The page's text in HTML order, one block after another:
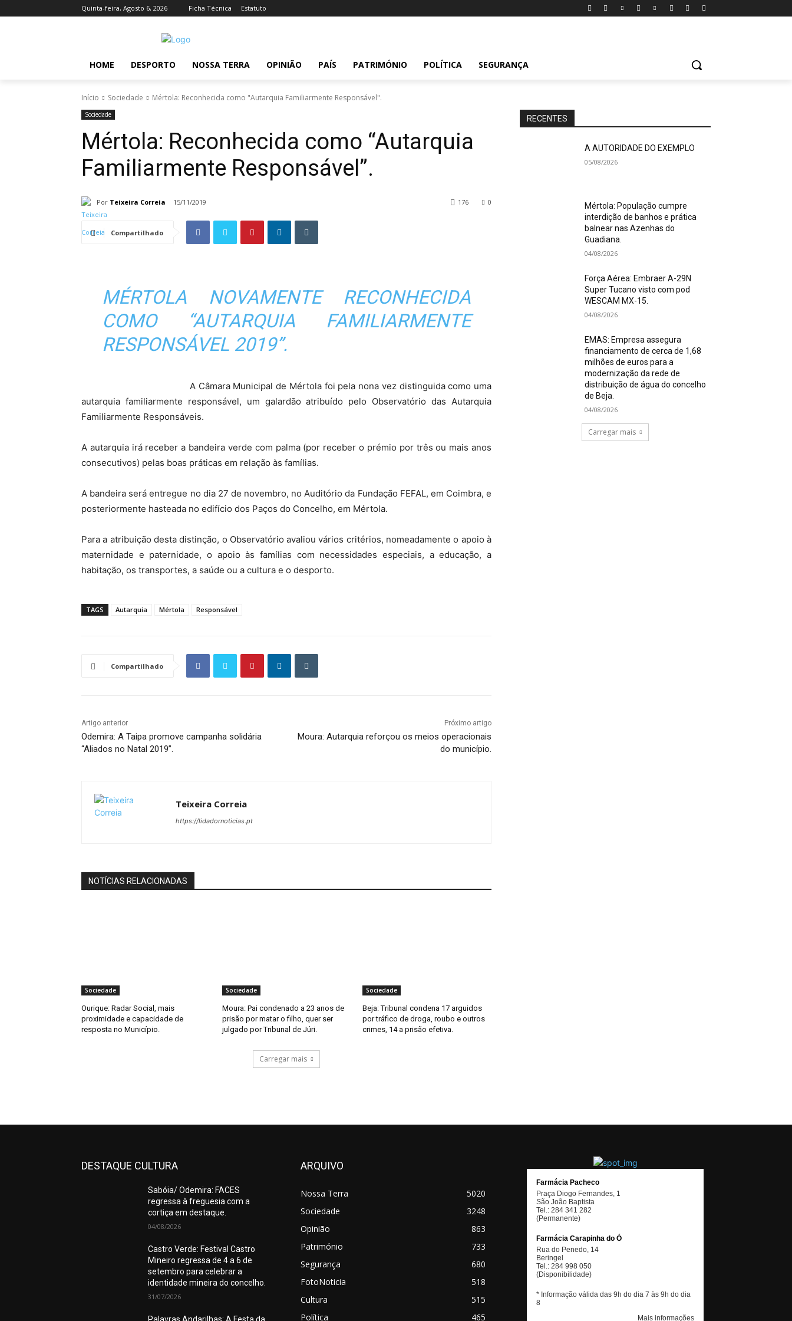
Quinta-feira, Agosto 6, 2026 Ficha Técnica Estatuto
HOME DESPORTO NOSSA TERRA OPINIÃO PAÍS PATRIMÓNIO POLÍTICA SEGURANÇA
Início Sociedade Mértola: Reconhecida como "Autarquia Familiarmente Responsável".
Sociedade
Mértola: Reconhecida como “Autarquia
Familiarmente Responsável”.
Por Teixeira Correia 15/11/2019 0
176
Compartilhado
MÉRTOLA NOVAMENTE RECONHECIDA
COMO “AUTARQUIA FAMILIARMENTE
RESPONSÁVEL 2019”.
A Câmara Municipal de Mértola foi pela nona vez distinguida como uma
autarquia familiarmente responsável, um galardão atribuído pelo Observatório das Autarquia
Familiarmente Responsáveis.
A autarquia irá receber a bandeira verde com palma (por receber o prémio por três ou mais anos
consecutivos) pelas boas práticas em relação às famílias.
A bandeira será entregue no dia 27 de novembro, no Auditório da Fundação FEFAL, em Coimbra, e
posteriormente hasteada no edifício dos Paços do Concelho, em Mértola.
Para a atribuição desta distinção, o Observatório avaliou vários critérios, nomeadamente o apoio à
maternidade e paternidade, o apoio às famílias com necessidades especiais, a educação, a
habitação, os transportes, a saúde ou a cultura e o desporto.
TAGS Autarquia Mértola Responsável
Compartilhado
Artigo anterior
Odemira: A Taipa promove campanha solidária
“Aliados no Natal 2019”.
Próximo artigo
Moura: Autarquia reforçou os meios operacionais
do município.
Teixeira Correia
https://lidadornoticias.pt
NOTÍCIAS RELACIONADAS
Sociedade
Ourique: Radar Social, mais
proximidade e capacidade de
resposta no Município.
Sociedade
Moura: Pai condenado a 23 anos de
prisão por matar o filho, quer ser
julgado por Tribunal de Júri.
Sociedade
Beja: Tribunal condena 17 arguidos
por tráfico de droga, roubo e outros
crimes, 14 a prisão efetiva.
Carregar mais
RECENTES
A AUTORIDADE DO EXEMPLO
05/08/2026
Mértola: População cumpre
interdição de banhos e prática
balnear nas Azenhas do
Guadiana.
04/08/2026
Força Aérea: Embraer A-29N
Super Tucano visto com pod
WESCAM MX-15.
04/08/2026
EMAS: Empresa assegura
financiamento de cerca de 1,68
milhões de euros para a
modernização da rede de
distribuição de água do concelho
de Beja.
04/08/2026
Carregar mais
DESTAQUE CULTURA
Sabóia/ Odemira: FACES
regressa à freguesia com a
cortiça em destaque.
04/08/2026
Castro Verde: Festival Castro
Mineiro regressa de 4 a 6 de
setembro para celebrar a
identidade mineira do concelho.
31/07/2026
ARQUIVO
Nossa Terra
5020
Sociedade
3248
Opinião
863
Património
733
Segurança
680
FotoNoticia
518
Cultura
515
Política
465